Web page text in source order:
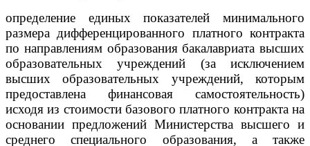
определение единых показателей минимального
размера дифференцированного платного контракта
по направлениям образования бакалавриата высших
образовательных учреждений (за исключением
высших образовательных учреждений, которым
предоставлена финансовая самостоятельность)
исходя из стоимости базового платного контракта на
основании предложений Министерства высшего и
среднего специального образования, а также